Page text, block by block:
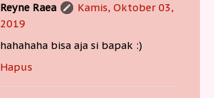
Reyne Raea
Kamis, Oktober 03,
2019
hahahaha bisa aja si bapak :)
Hapus